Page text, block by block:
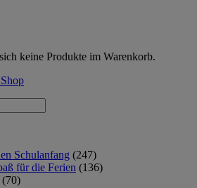
keine Produkte im Warenkorb.
Schulanfang (247)
für die Ferien (136)
(70)